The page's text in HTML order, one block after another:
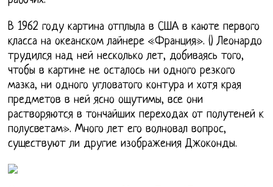
В 1962 году картина отплыла в США в каюте первого
класса на океанском лайнере «Франция». () Леонардо
трудился над ней несколько лет, добиваясь того,
чтобы в картине не осталось ни одного резкого
мазка, ни одного угловатого контура и хотя края
предметов в ней ясно ощутимы, все они
растворяются в тончайших переходах от полутеней к
полусветам». Много лет его волновал вопрос,
существуют ли другие изображения Джоконды.